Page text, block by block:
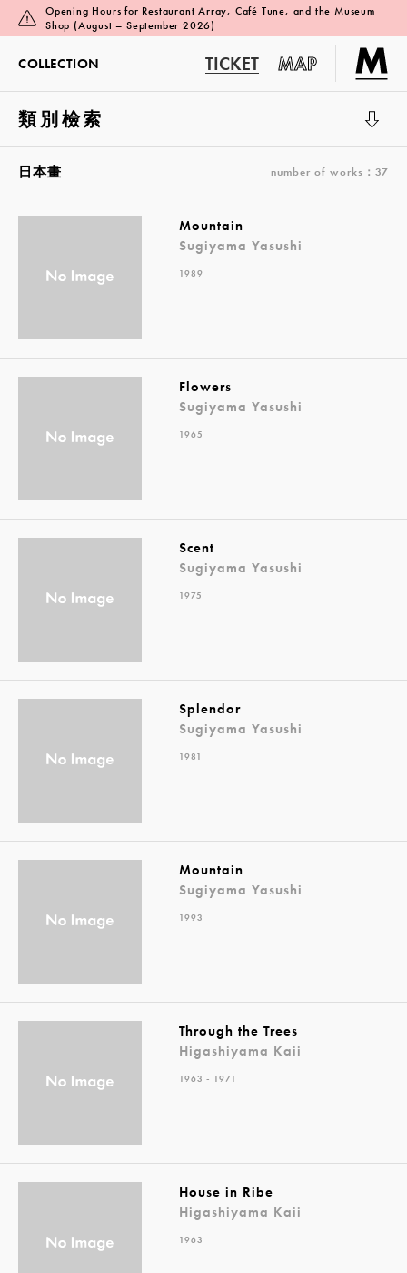
Opening Hours for Restaurant Array, Café Tune, and the Museum
Shop (August – September 2026)
COLLECTION TICKET MAP
類別檢索
日本畫 number of works：37
Mountain
Sugiyama Yasushi
1989
Flowers
Sugiyama Yasushi
1965
Scent
Sugiyama Yasushi
1975
Splendor
Sugiyama Yasushi
1981
Mountain
Sugiyama Yasushi
1993
Through the Trees
Higashiyama Kaii
1963 - 1971
House in Ribe
Higashiyama Kaii
1963